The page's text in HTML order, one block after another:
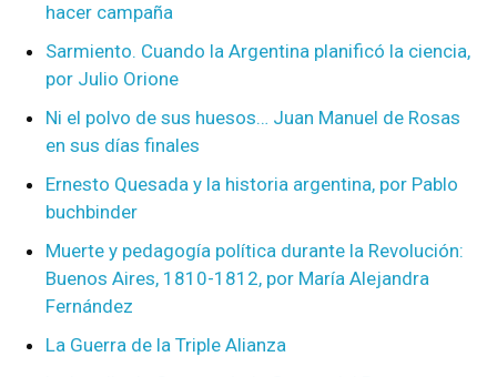
hacer campaña
Sarmiento. Cuando la Argentina planificó la ciencia,
por Julio Orione
Ni el polvo de sus huesos… Juan Manuel de Rosas
en sus días finales
Ernesto Quesada y la historia argentina, por Pablo
buchbinder
Muerte y pedagogía política durante la Revolución:
Buenos Aires, 1810-1812, por María Alejandra
Fernández
La Guerra de la Triple Alianza